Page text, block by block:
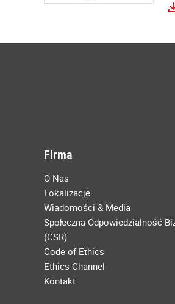
Firma
O Nas
Lokalizacje
Wiadomości & Media
Społeczna Odpowiedzialność
(CSR)
Code of Ethics
Ethics Channel
Kontakt